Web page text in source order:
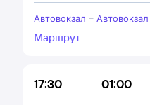
Автовокзал –
Маршрут
17:30 01:00